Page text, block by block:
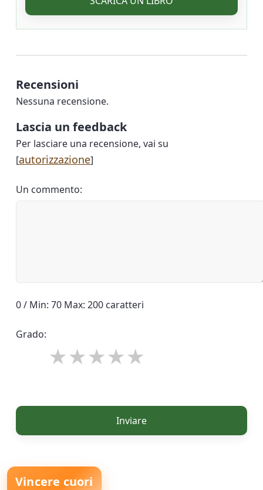
Recensioni
Nessuna recensione.
Lascia un feedback
Per lasciare una recensione, vai su
[autorizzazione]
Un commento:
0 / Min: 70 Max: 200 caratteri
Grado:
Inviare
Vincere cuori